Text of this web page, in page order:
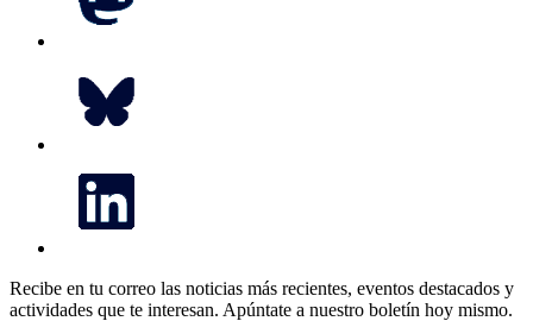
Recibe en tu correo las noticias más recientes, eventos destacados y
actividades que te interesan. Apúntate a nuestro boletín hoy mismo.